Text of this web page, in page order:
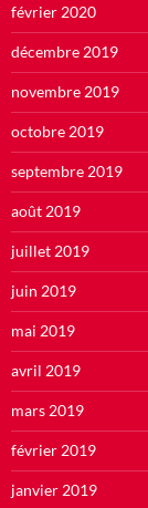
février 2020
décembre 2019
novembre 2019
octobre 2019
septembre 2019
août 2019
juillet 2019
juin 2019
mai 2019
avril 2019
mars 2019
février 2019
janvier 2019